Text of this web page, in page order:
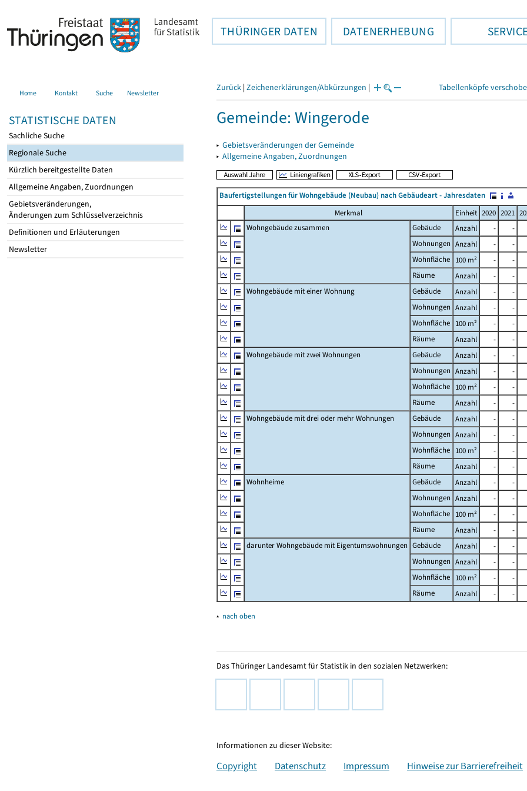
THÜRINGER DATEN DATENERHEBUNG
Home Kontakt Suche Newsletter
STATISTISCHE DATEN
Sachliche Suche
Regionale Suche
Kürzlich bereitgestellte Daten
Allgemeine Angaben, Zuordnungen
Gebietsveränderungen,
Änderungen zum Schlüsselverzeichnis
Definitionen und Erläuterungen
Newsletter
Zurück | Zeichenerklärungen/Abkürzungen | Tabellenköpfe
Gemeinde: Wingerode
▸ Gebietsveränderungen der Gemeinde
▸ Allgemeine Angaben, Zuordnungen
Baufertigstellungen für Wohngebäude (Neubau) nach Gebäudeart - Jahresdaten
Merkmal
Einheit 2020 2021
Wohngebäude zusammen
Gebäude Anzahl - -
Wohnungen Anzahl - -
Wohnfläche 100 m² - -
Räume
Anzahl - -
Wohngebäude mit einer Wohnung
Gebäude Anzahl - -
Wohnungen Anzahl - -
Wohnfläche 100 m² - -
Räume
Anzahl - -
Wohngebäude mit zwei Wohnungen
Gebäude Anzahl - -
Wohnungen Anzahl - -
Wohnfläche 100 m² - -
Räume
Anzahl - -
Wohngebäude mit drei oder mehr Wohnungen
Gebäude Anzahl - -
Wohnungen Anzahl - -
Wohnfläche 100 m² - -
Räume
Anzahl - -
Wohnheime
Gebäude Anzahl - -
Wohnungen Anzahl - -
Wohnfläche 100 m² - -
Räume
Anzahl - -
darunter Wohngebäude mit Eigentumswohnungen Gebäude Anzahl - -
Wohnungen Anzahl - -
Wohnfläche 100 m² - -
Räume
Anzahl - -
▴ nach oben
Das Thüringer Landesamt für Statistik in den sozialen Netzwerken:
Informationen zu dieser Website:
Copyright Datenschutz Impressum Hinweise zur Barrierefreiheit